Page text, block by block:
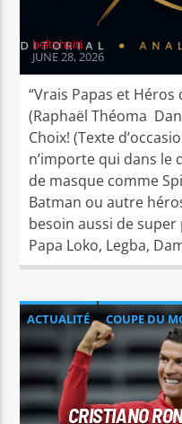
beltvhaiti
JUNE 28, 2026
“Vrais Papas et
(Raphaël Théoma
Choix! (Texte
n’importe qui dans le
de masque comme
Batman ou autre
besoin aussi de
Papa Loko, Legba,
ACTUALITÉ
COUPE DU
FOOTBALL
SPORT
CRISTIANO